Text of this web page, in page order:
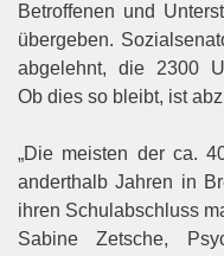
Betroffenen und
übergeben.
abgelehnt, die 2300
Ob dies so bleibt, ist
„Die meisten der ca.
anderthalb Jahren in
ihren Schulabschluss
Sabine Zetsche,